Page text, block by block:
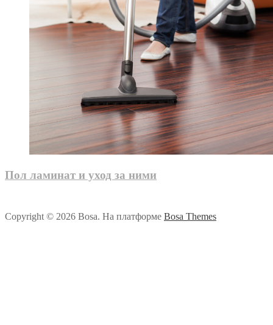
Пол ламинат и уход за ними
Copyright © 2026 Bosa. На платформе Bosa Themes